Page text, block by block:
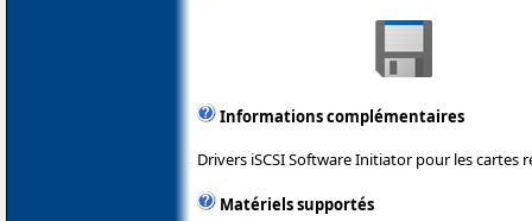
Informations complémentaires
Drivers iSCSI Software Initiator pour les cartes
Matériels supportés